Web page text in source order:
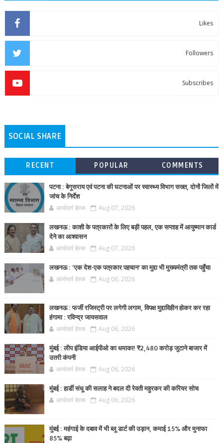
Likes
Followers
Subscribes
SOCIAL SHARE
RECENT POPULAR COMMENTS
पटना : बेगूसराय एवं पटना की घटनाओं पर स्वास्थ्य विभाग सख्त, दोनों जिलों में
जांच के निर्देश
आर्यावर्त डेस्क Aug 07, 2026
लखनऊ : काशी के पत्रकारों के लिए बड़ी पहल, एक सप्ताह में आयुष्मान कार्ड
देने का आश्वासन
आर्यावर्त डेस्क Aug 07, 2026
लखनऊ : ‘एक देश-एक पत्रकार पहचान’ का मुद्दा भी मुख्यमंत्री तक पहुँचा
आर्यावर्त डेस्क Aug 06, 2026
लखनऊ : फर्जी रजिस्ट्री पर लगेगी लगाम, विपक्ष मुद्दाविहीन होकर कर रहा
हंगामा : रविन्द्र जायसवाल
आर्यावर्त डेस्क Aug 06, 2026
मुंबई : लीप इंडिया आईपीओ का धमाका! ₹2,480 करोड़ जुटाने बाजार में
उतरी कंपनी
आर्यावर्त डेस्क Aug 06, 2026
मुंबई : हार्डी संधू की सलाह ने बदल दी रेवती महुरकर की करियर सोच
आर्यावर्त डेस्क Aug 06, 2026
मुंबई : महंगाई के दबाव में भी ब्लू डार्ट की उड़ान, कमाई 15% और मुनाफा
85% बढ़ा